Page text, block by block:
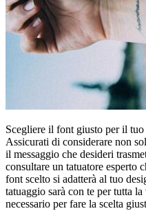
Scegliere il font giusto per il
Assicurati di considerare non
il messaggio che desideri
consultare un tatuatore esperto
font scelto si adatterà al tuo
tatuaggio sarà con te per tutta
necessario per fare la scelta